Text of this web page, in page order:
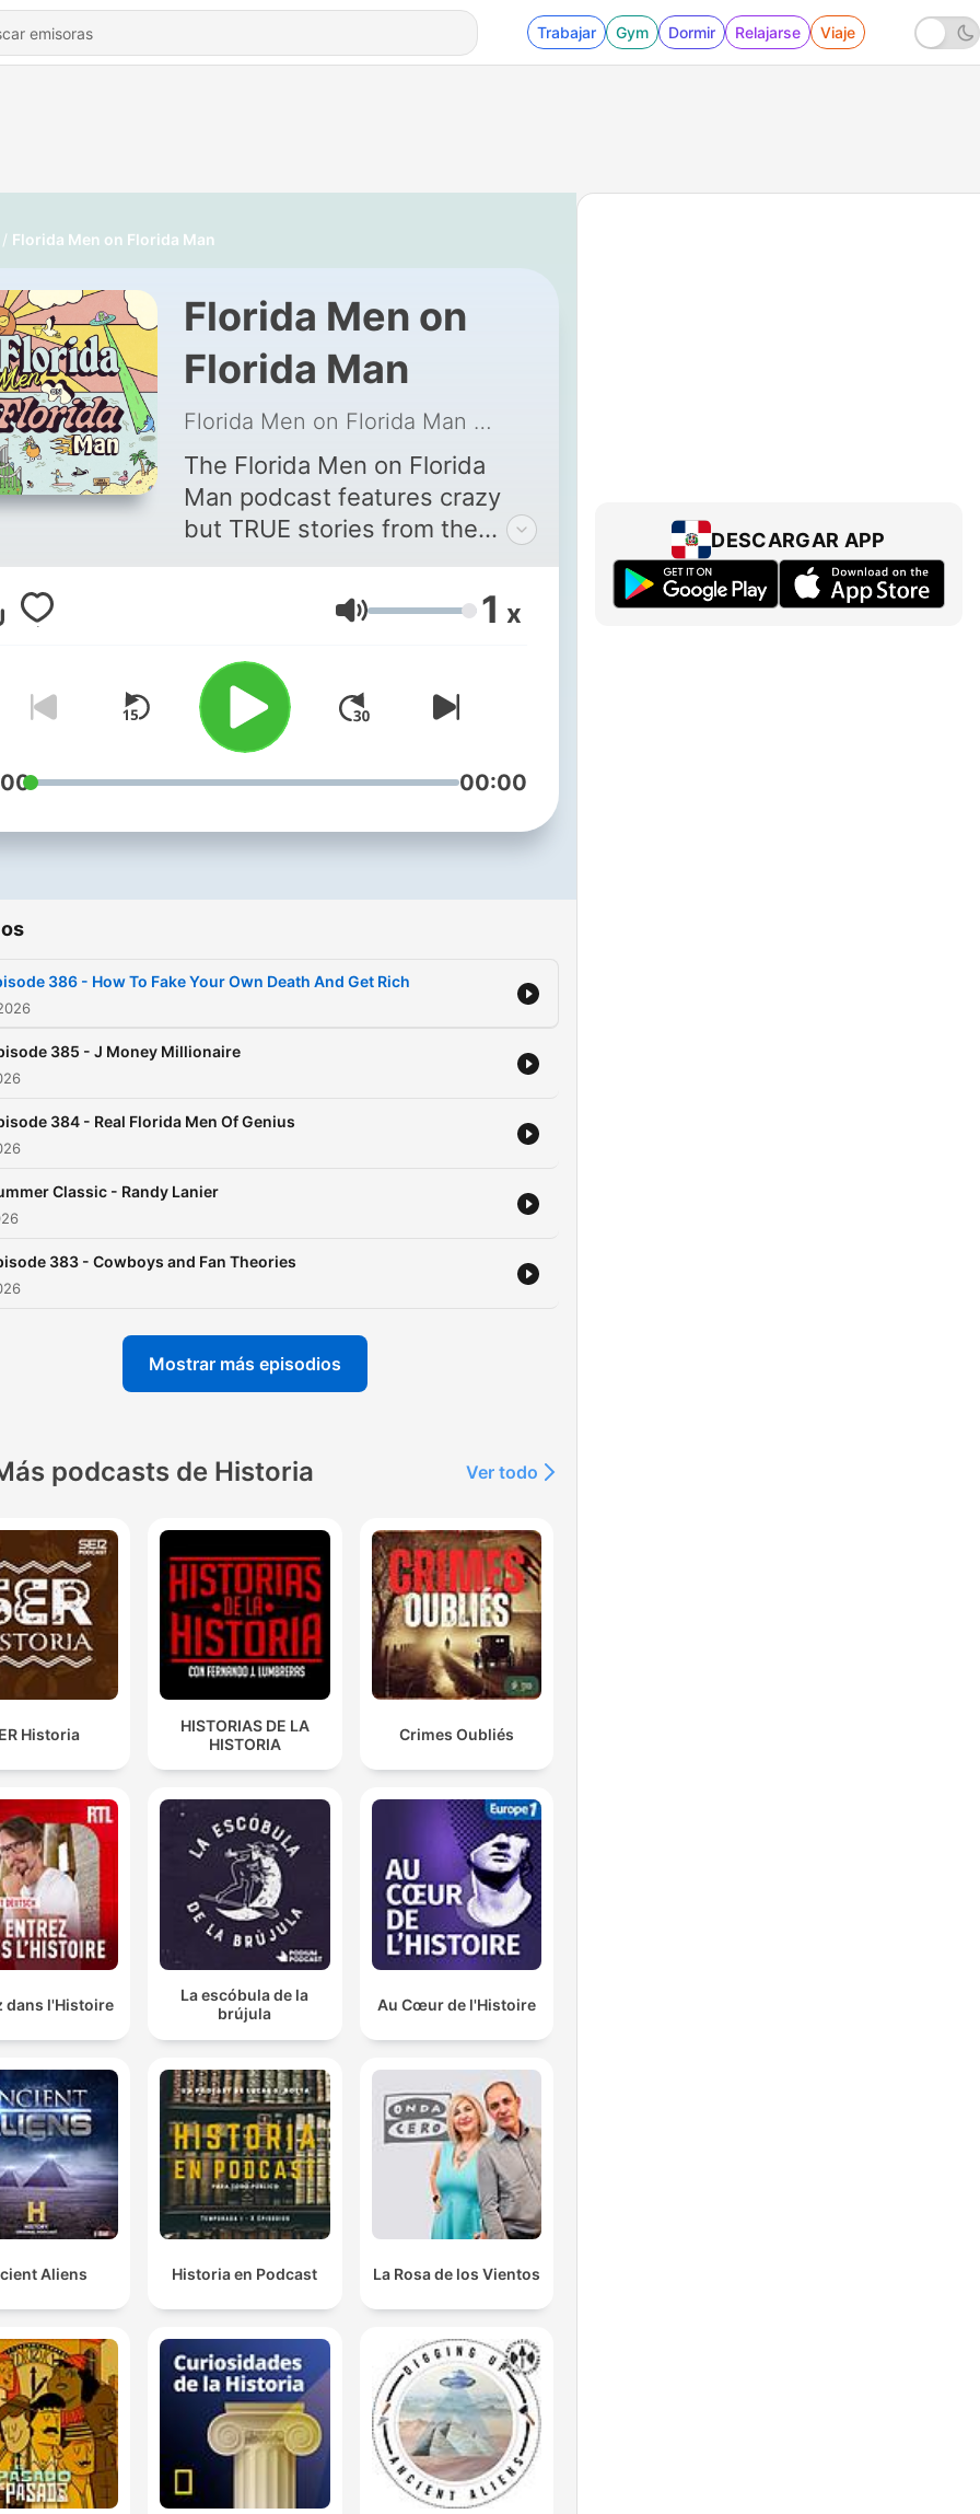
Trabajar Gym Dormir Relajarse Viaje
Florida Men on Florida Man
Florida Men on
Florida Man
Florida Men on Florida Man |
The Florida Men on Florida
Man podcast features crazy
but TRUE stories from the
sunshine state. FMOFM goes
past the insane headlines and
focuses on Florida's history.
From the nation's wealthiest
mobster to legendary heroes
of the frontier, there's one
thing they all have in common,
Florida. If you love Florida
show is for you! New episodes
available on every major
Volumen 1 x
00:00
386 - How To Fake Your Own Death And Get Rich
385 - J Money Millionaire
384 - Real Florida Men Of Genius
Classic - Randy Lanier
383 - Cowboys and Fan Theories
Mostrar más episodios
podcasts de Historia Ver todo
Historia
HISTORIAS DE LA
HISTORIA
Crimes Oubliés
dans l'Histoire
La escóbula de la
brújula
Au Cœur de l'Histoire
Aliens Historia en Podcast La Rosa de los Vientos
DESCARGAR APP